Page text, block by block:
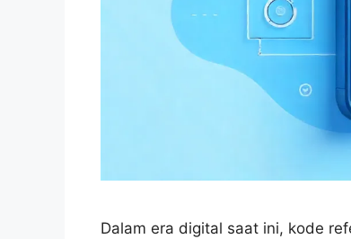
Dalam era digital saat ini, kode